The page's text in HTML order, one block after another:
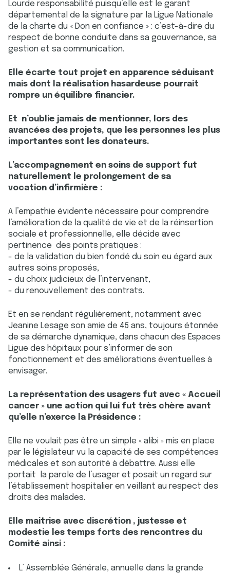
Lourde responsabilité puisqu’elle est le garant
départemental de la signature par la Ligue Nationale
de la charte du « Don en confiance » : c’est-à-dire du
respect de bonne conduite dans sa gouvernance, sa
gestion et sa communication.
Elle écarte tout projet en apparence séduisant
mais dont la réalisation hasardeuse pourrait
rompre un équilibre financier.
Et n’oublie jamais de mentionner, lors des
avancées des projets, que les personnes les plus
importantes sont les donateurs.
L’accompagnement en soins de support fut
naturellement le prolongement de sa
vocation d’infirmière :
A l’empathie évidente nécessaire pour comprendre
l’amélioration de la qualité de vie et de la réinsertion
sociale et professionnelle, elle décide avec
pertinence des points pratiques :
- de la validation du bien fondé du soin eu égard aux
autres soins proposés,
- du choix judicieux de l’intervenant,
- du renouvellement des contrats.
Et en se rendant régulièrement, notamment avec
Jeanine Lesage son amie de 45 ans, toujours étonnée
de sa démarche dynamique, dans chacun des Espaces
Ligue des hôpitaux pour s’informer de son
fonctionnement et des améliorations éventuelles à
envisager.
La représentation des usagers fut avec « Accueil
cancer » une action qui lui fut très chère avant
qu’elle n’exerce la Présidence :
Elle ne voulait pas être un simple « alibi » mis en place
par le législateur vu la capacité de ses compétences
médicales et son autorité à débattre. Aussi elle
portait la parole de l’usager et posait un regard sur
l’établissement hospitalier en veillant au respect des
droits des malades.
Elle maitrise avec discrétion , justesse et
modestie les temps forts des rencontres du
Comité ainsi :
L’ Assemblée Générale, annuelle dans la grande